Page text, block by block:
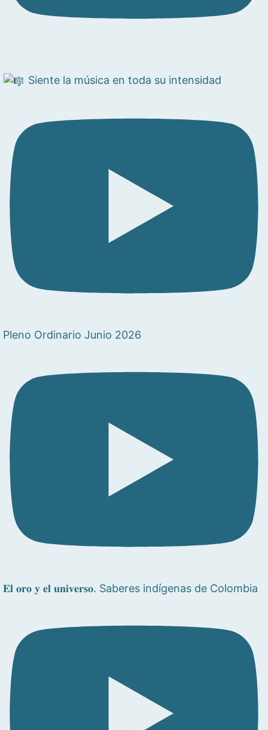
Siente la música en toda su intensidad
Pleno Ordinario Junio 2026
𝐄𝐥 𝐨𝐫𝐨 𝐲 𝐞𝐥 𝐮𝐧𝐢𝐯𝐞𝐫𝐬𝐨. Saberes indígenas de Colombia